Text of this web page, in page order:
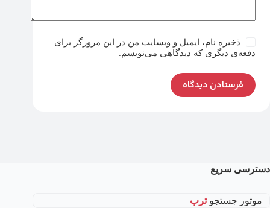
ذخیره نام، ایمیل و وبسایت من در این مرورگر برای
دفعه‌ی دیگری که دیدگاهی می‌نویسم.
فرستادن دیدگاه
دسترسی سریع
موتور جستجوترب